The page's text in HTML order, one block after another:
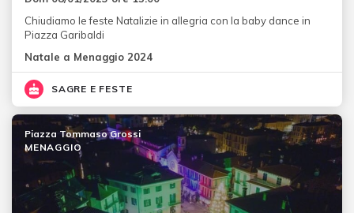
Chiudiamo le feste Natalizie in allegria con la baby dance in
Piazza Garibaldi
Natale a Menaggio 2024
SAGRE E FESTE
Piazza Tommaso Grossi
MENAGGIO